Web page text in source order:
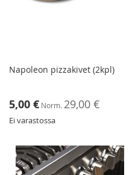
Napoleon pizzakivet (2kpl)
Tarjoushinta
5,00 € Norm. 29,00 €
Ei varastossa